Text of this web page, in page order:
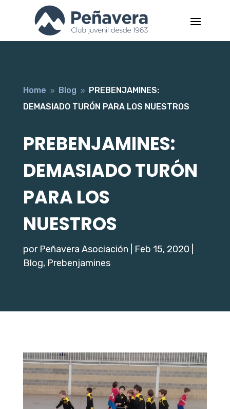
Home 9 Blog 9 PREBENJAMINES:
DEMASIADO TURÓN PARA LOS NUESTROS
PREBENJAMINES:
DEMASIADO TURÓN
PARA LOS
NUESTROS
por Peñavera Asociación Feb 15, 2020
Blog, Prebenjamines